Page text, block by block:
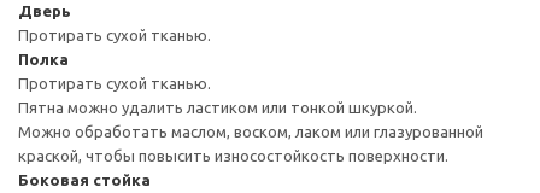
Дверь
Протирать сухой тканью.
Полка
Протирать сухой тканью.
Пятна можно удалить ластиком или тонкой шкуркой.
Можно обработать маслом, воском, лаком или глазурованной
краской, чтобы повысить износостойкость поверхности.
Боковая стойка